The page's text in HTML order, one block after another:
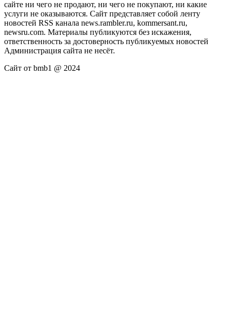
сайте ни чего не продают, ни чего не покупают, ни какие
услуги не оказываются. Сайт представляет собой ленту
новостей RSS канала news.rambler.ru, kommersant.ru,
newsru.com. Материалы публикуются без искажения,
ответственность за достоверность публикуемых новостей
Администрация сайта не несёт.
Сайт от bmb1 @ 2024